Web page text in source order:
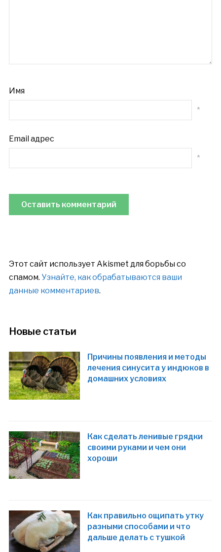
Имя
*
Email адрес
*
Этот сайт использует Akismet для борьбы со
спамом. Узнайте, как обрабатываются ваши
данные комментариев.
Новые статьи
Причины появления и методы
лечения синусита у индюков в
домашних условиях
Как сделать ленивые грядки
своими руками и чем они
хороши
Как правильно ощипать утку
разными способами и что
дальше делать с тушкой